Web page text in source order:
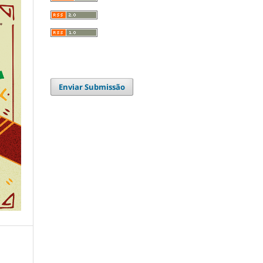
Enviar Submissão